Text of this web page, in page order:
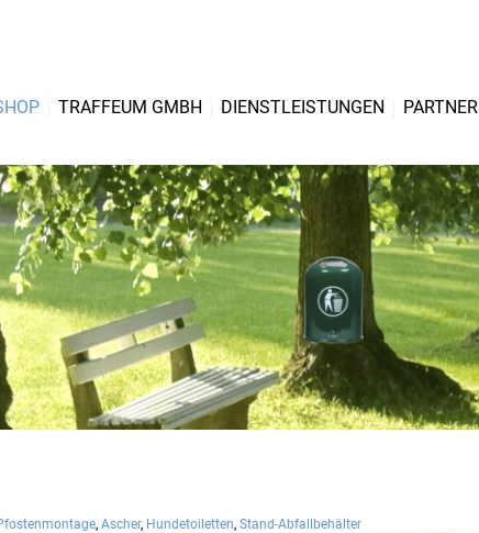
TRAFFEUM GMBH DIENSTLEISTUNGEN PARTNER
, Ascher, Hundetoiletten, Stand-Abfallbehälter